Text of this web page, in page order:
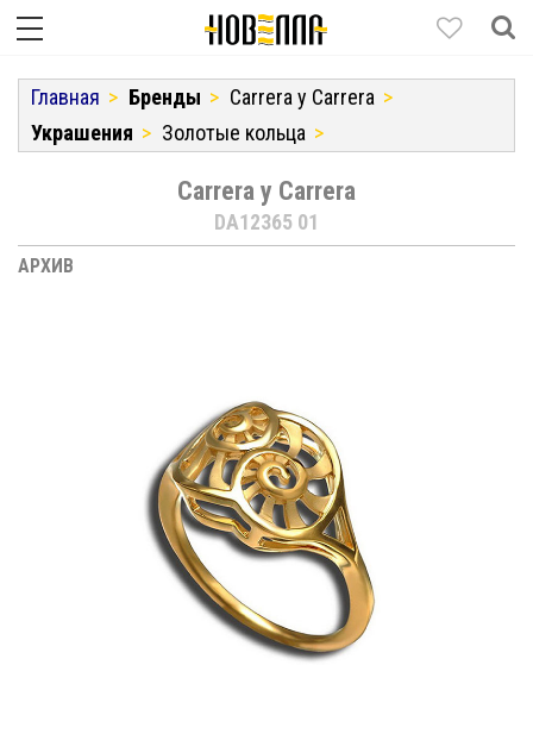
Главная Бренды
Carrera y Carrera
Украшения
Золотые кольца
Carrera y Carrera
DA12365 01
АРХИВ